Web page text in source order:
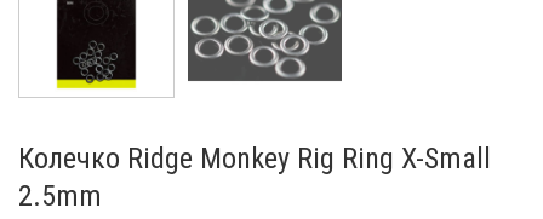
Колечко Ridge Monkey Rig Ring X-Small
2.5mm